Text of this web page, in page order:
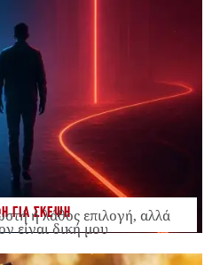
ΓΙΑ ΣΚΕΨΗ
ή λάθος επιλογή, αλλά
είναι δική μου